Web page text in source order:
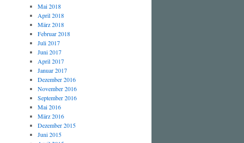
Mai 2018
April 2018
März 2018
Februar 2018
Juli 2017
Juni 2017
April 2017
Januar 2017
Dezember 2016
November 2016
September 2016
Mai 2016
März 2016
Dezember 2015
Juni 2015